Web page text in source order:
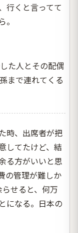
行くと言ってて
た人とその配偶
まで連れてくる
時、出席者が把
してたけど、結
る方がいいと思
の管理が難しか
せると、何万
になる。日本の